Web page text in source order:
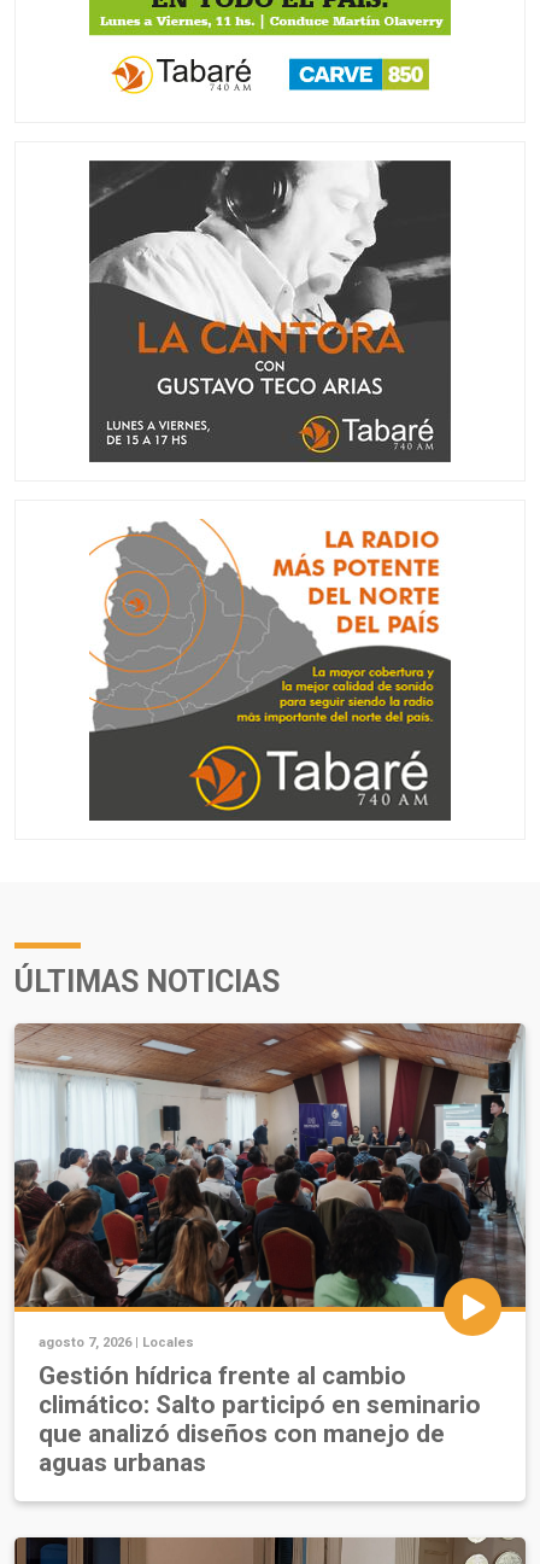
ÚLTIMAS NOTICIAS
agosto 7, 2026 | Locales
Gestión hídrica frente al cambio
climático: Salto participó en seminario
que analizó diseños con manejo de
aguas urbanas